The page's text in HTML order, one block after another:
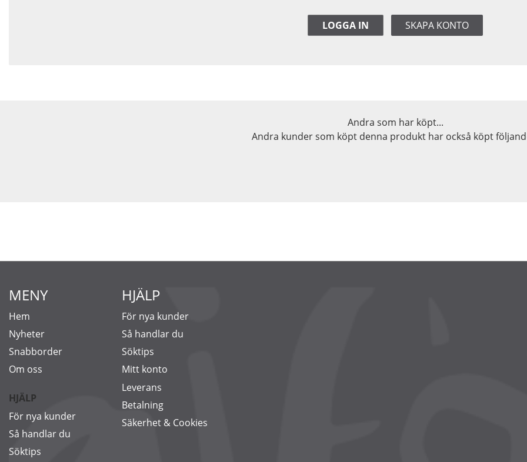
LOGGA IN SKAPA KONTO
Andra som har köpt...
Andra kunder som köpt denna produkt har också köpt
MENY
Hem
Nyheter
Snabborder
Om oss
HJÄLP
För nya kunder
Så handlar du
Söktips
HJÄLP
För nya kunder
Så handlar du
Söktips
Mitt konto
Leverans
Betalning
Säkerhet & Cookies